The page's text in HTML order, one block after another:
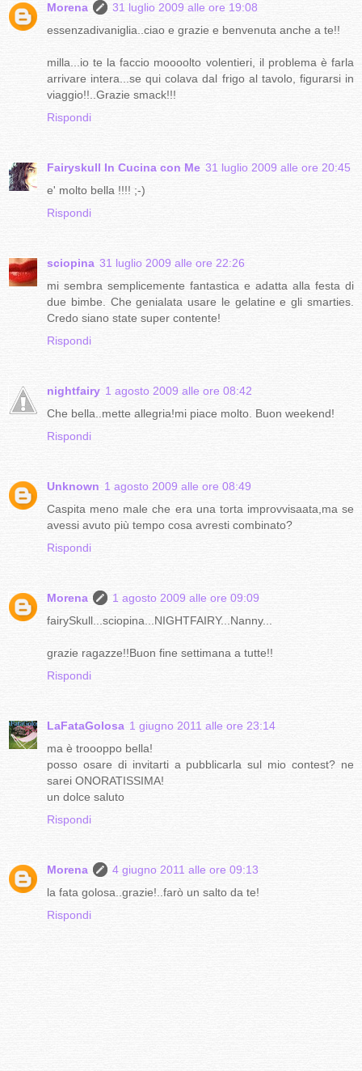
Morena
31 luglio 2009 alle ore 19:08
essenzadivaniglia..ciao e grazie e benvenuta anche a te!!
milla...io te la faccio moooolto volentieri, il problema è farla
arrivare intera...se qui colava dal frigo al tavolo, figurarsi in
viaggio!!..Grazie smack!!!
Rispondi
Fairyskull In Cucina con Me 31 luglio 2009 alle ore 20:45
e' molto bella !!!! ;-)
Rispondi
sciopina 31 luglio 2009 alle ore 22:26
mi sembra semplicemente fantastica e adatta alla festa di
due bimbe. Che genialata usare le gelatine e gli smarties.
Credo siano state super contente!
Rispondi
nightfairy 1 agosto 2009 alle ore 08:42
Che bella..mette allegria!mi piace molto. Buon weekend!
Rispondi
Unknown 1 agosto 2009 alle ore 08:49
Caspita meno male che era una torta improvvisaata,ma se
avessi avuto più tempo cosa avresti combinato?
Rispondi
Morena
1 agosto 2009 alle ore 09:09
fairySkull...sciopina...NIGHTFAIRY...Nanny...
grazie ragazze!!Buon fine settimana a tutte!!
Rispondi
LaFataGolosa 1 giugno 2011 alle ore 23:14
ma è troooppo bella!
posso osare di invitarti a pubblicarla sul mio contest? ne
sarei ONORATISSIMA!
un dolce saluto
Rispondi
Morena
4 giugno 2011 alle ore 09:13
la fata golosa..grazie!..farò un salto da te!
Rispondi